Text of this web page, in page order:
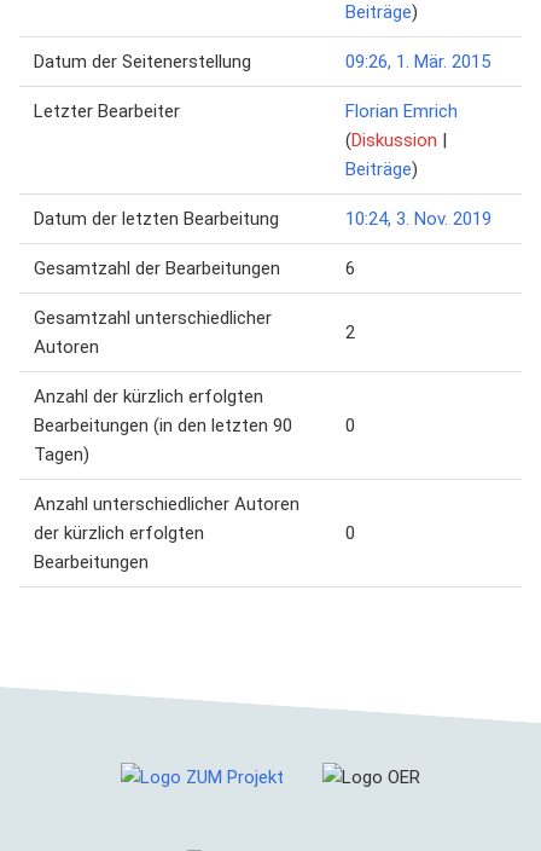
Beiträge)
Datum der Seitenerstellung 09:26, 1. Mär. 2015
Letzter Bearbeiter
Florian Emrich
(Diskussion |
Beiträge)
Datum der letzten Bearbeitung 10:24, 3. Nov. 2019
Gesamtzahl der Bearbeitungen 6
Gesamtzahl unterschiedlicher
Autoren
2
Anzahl der kürzlich erfolgten
Bearbeitungen (in den letzten 90
Tagen)
0
Anzahl unterschiedlicher Autoren
der kürzlich erfolgten
Bearbeitungen
0